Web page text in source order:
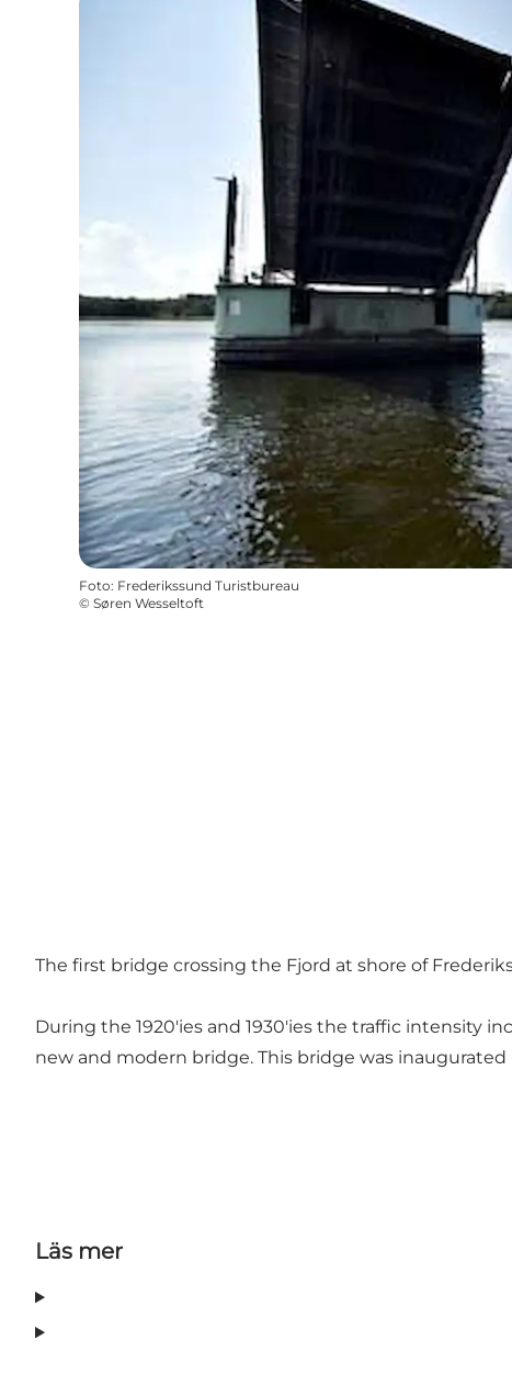
Foto: Frederikssund Turistbureau
© Søren Wesseltoft
The first bridge crossing the Fjord at shore of
During the 1920'ies and 1930'ies the traffic intensity
new and modern bridge. This bridge was
Läs mer